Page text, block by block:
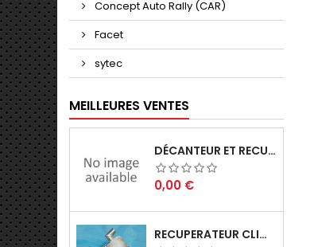
Concept Auto Rally (CAR)
Facet
sytec
MEILLEURES VENTES
DÉCANTEUR ET RECUPERATEUR
Prix
0,00 €
RECUPERATEUR CLIO GRA 180CH